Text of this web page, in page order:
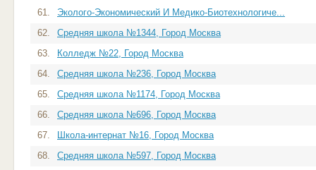
61.
Эколого-Экономический И Медико-Биотехнологиче...
62.
Средняя школа №1344, Город Москва
63.
Колледж №22, Город Москва
64.
Средняя школа №236, Город Москва
65.
Средняя школа №1174, Город Москва
66.
Средняя школа №696, Город Москва
67.
Школа-интернат №16, Город Москва
68.
Средняя школа №597, Город Москва